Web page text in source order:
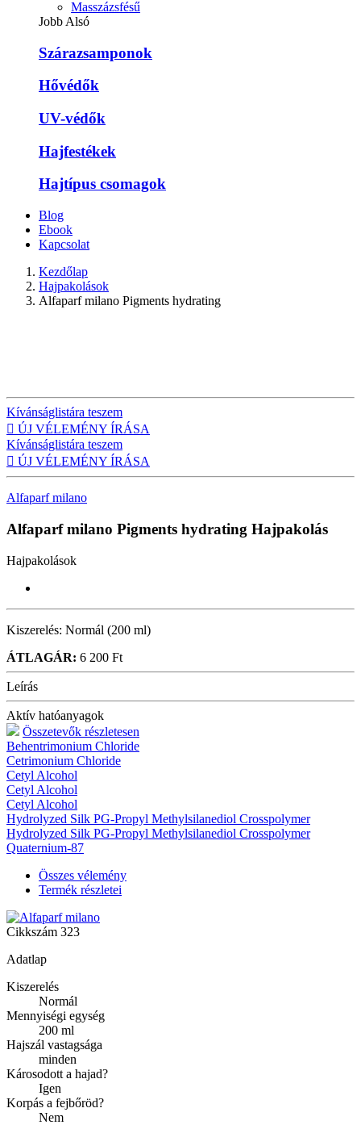
Masszázsfésű
Jobb Alsó
Szárazsamponok
Hővédők
UV-védők
Hajfestékek
Hajtípus csomagok
Blog
Ebook
Kapcsolat
Kezdőlap
Hajpakolások
Alfaparf milano Pigments hydrating
Kívánságlistára teszem
 ÚJ VÉLEMÉNY ÍRÁSA
Kívánságlistára teszem
 ÚJ VÉLEMÉNY ÍRÁSA
Alfaparf milano
Alfaparf milano Pigments hydrating Hajpakolás
Hajpakolások
Kiszerelés: Normál (200 ml)
ÁTLAGÁR: 6 200 Ft
Leírás
Aktív hatóanyagok
Összetevők részletesen
Behentrimonium Chloride
Cetrimonium Chloride
Cetyl Alcohol
Cetyl Alcohol
Cetyl Alcohol
Hydrolyzed Silk PG-Propyl Methylsilanediol Crosspolymer
Hydrolyzed Silk PG-Propyl Methylsilanediol Crosspolymer
Quaternium-87
Összes vélemény
Termék részletei
Cikkszám 323
Adatlap
Kiszerelés
Normál
Mennyiségi egység
200 ml
Hajszál vastagsága
minden
Károsodott a hajad?
Igen
Korpás a fejbőröd?
Nem